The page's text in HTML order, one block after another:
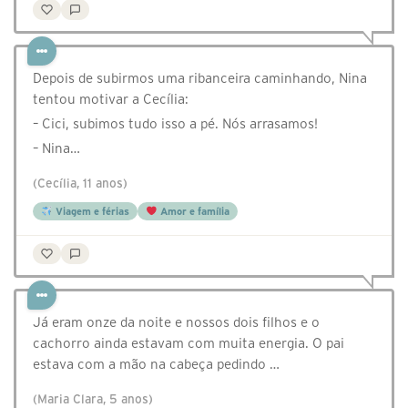
Depois de subirmos uma ribanceira caminhando, Nina
tentou motivar a Cecília:
– Cici, subimos tudo isso a pé. Nós arrasamos!
– Nina…
(Cecília, 11 anos)
Viagem e férias Amor e família
Já eram onze da noite e nossos dois filhos e o
cachorro ainda estavam com muita energia. O pai
estava com a mão na cabeça pedindo …
(Maria Clara, 5 anos)